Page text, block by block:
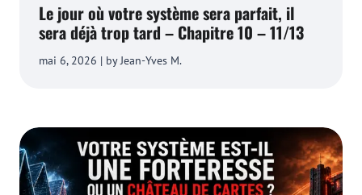
Le jour où votre système sera parfait, il
sera déjà trop tard – Chapitre 10 – 11/13
mai 6, 2026 | by Jean-Yves M.